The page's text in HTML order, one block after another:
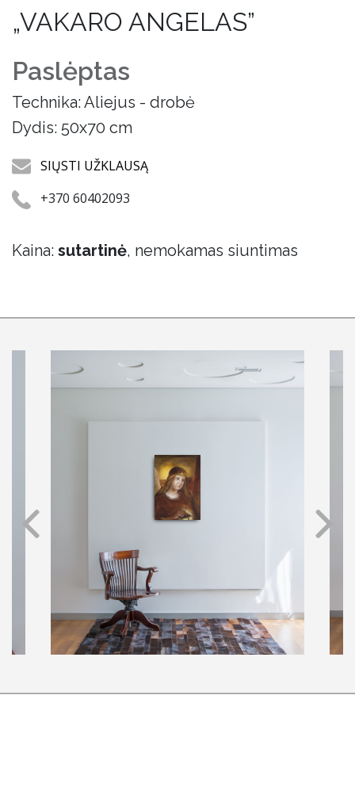
„VAKARO ANGELAS”
Paslėptas
Technika: Aliejus - drobė
Dydis: 50x70 cm
SIŲSTI UŽKLAUSĄ
+370 60402093
Kaina: sutartinė, nemokamas siuntimas